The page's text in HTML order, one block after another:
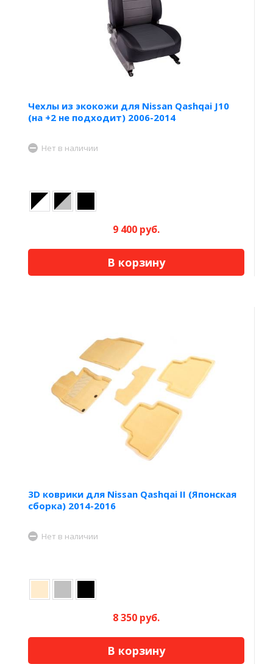
Чехлы из экокожи для Nissan Qashqai J10
(на +2 не подходит) 2006-2014
Нет в наличии
9 400 руб.
В корзину
3D коврики для Nissan Qashqai II (Японская
сборка) 2014-2016
Нет в наличии
8 350 руб.
В корзину